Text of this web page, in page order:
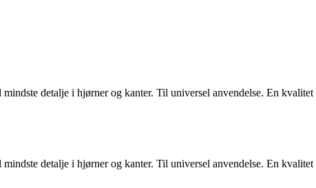
detalje i hjørner og kanter. Til universel anvendelse. En
detalje i hjørner og kanter. Til universel anvendelse. En